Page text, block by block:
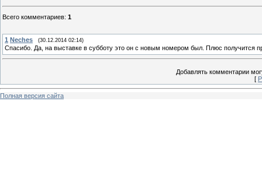
Всего комментариев: 1
1 Neches (30.12.2014 02:14)
Спасибо. Да, на выставке в субботу это он с новым номером был. Плюс получится
Добавлять комментарии
[
Полная версия сайта